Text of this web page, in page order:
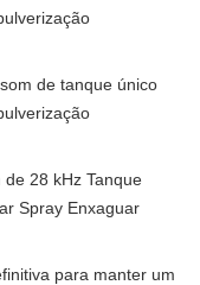
de tanque único
28 kHz Tanque
Spray Enxaguar
para manter um